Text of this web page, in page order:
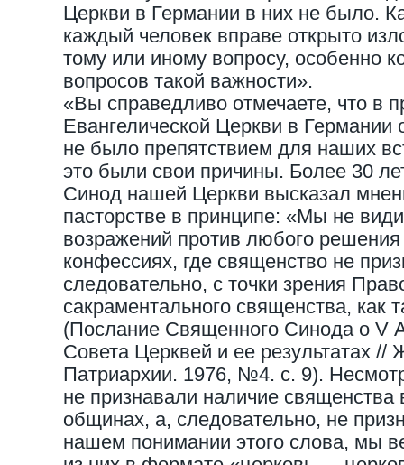
Церкви в Германии в них не было.
каждый человек вправе открыто
тому или иному вопросу, особенно
вопросов такой важности».
«Вы справедливо отмечаете, что в
Евангелической Церкви в
не было препятствием для наших
это были свои причины. Более 30
Синод нашей Церкви высказал
пасторстве в принципе: «Мы не
возражений против любого решения
конфессиях, где священство не
следовательно, с точки зрения
сакраментального священства, как
(Послание Священного Синода о V
Совета Церквей и ее результатах //
Патриархии. 1976, №4. с. 9).
не признавали наличие священства
общинах, а, следовательно, не
нашем понимании этого слова, мы